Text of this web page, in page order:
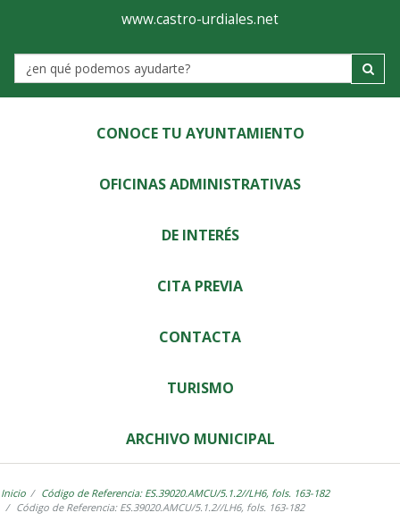
Ayuntamiento
de
Castro-
Urdiales
www.castro-urdiales.net
Label
CONOCE TU AYUNTAMIENTO
OFICINAS ADMINISTRATIVAS
DE INTERÉS
CITA PREVIA
CONTACTA
TURISMO
ARCHIVO MUNICIPAL
Inicio
Código de Referencia: ES.39020.AMCU/5.1.2//LH6, fols. 163-182
Código de Referencia: ES.39020.AMCU/5.1.2//LH6, fols. 163-182